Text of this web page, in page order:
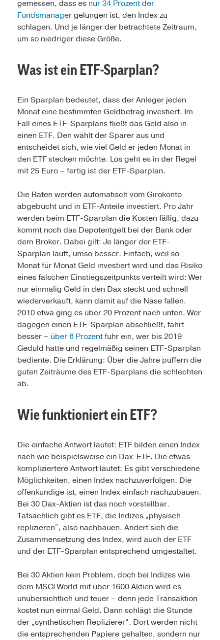
gemessen, dass es nur 34 Prozent der
Fondsmanagergelungen ist, den Index zu
schlagen. Und je länger der betrachtete Zeitraum,
um so niedriger diese Größe.
Was ist ein ETF-Sparplan?
Ein Sparplan bedeutet, dass der Anleger jeden
Monat eine bestimmten Geldbetrag investiert. Im
Fall eines ETF-Sparplans fließt das Geld also in
einen ETF. Den wählt der Sparer aus und
entscheidet sich, wie viel Geld er jeden Monat in
den ETF stecken möchte. Los geht es in der Regel
mit 25 Euro – fertig ist der ETF-Sparplan.
Die Raten werden automatisch vom Girokonto
abgebucht und in ETF-Anteile investiert. Pro Jahr
werden beim ETF-Sparplan die Kosten fällig, dazu
kommt noch das Depotentgelt bei der Bank oder
dem Broker. Dabei gilt: Je länger der ETF-
Sparplan läuft, umso besser. Einfach, weil so
Monat für Monat Geld investiert wird und das Risiko
eines falschen Einstiegszeitpunkts verteilt wird: Wer
nur einmalig Geld in den Dax steckt und schnell
wiederverkauft, kann damit auf die Nase fallen.
2010 etwa ging es über 20 Prozent nach unten. Wer
dagegen einen ETF-Sparplan abschließt, fährt
besser – über 8 Prozentfuhr ein, wer bis 2019
Geduld hatte und regelmäßig seinen ETF-Sparplan
bediente. Die Erklärung: Über die Jahre puffern die
guten Zeiträume des ETF-Sparplans die schlechten
ab.
Wie funktioniert ein ETF?
Die einfache Antwort lautet: ETF bilden einen Index
nach wie beispielsweise ein Dax-ETF. Die etwas
kompliziertere Antwort lautet: Es gibt verschiedene
Möglichkeiten, einen Index nachzuverfolgen. Die
offenkundige ist, einen Index einfach nachzubauen.
Bei 30 Dax-Aktien ist das noch vorstellbar.
Tatsächlich gibt es ETF, die Indizes „physisch
replizieren“, also nachbauen. Ändert sich die
Zusammensetzung des Index, wird auch der ETF
und der ETF-Sparplan entsprechend umgestaltet.
Bei 30 Aktien kein Problem, doch bei Indizes wie
dem MSCI World mit über 1600 Aktien wird es
unübersichtlich und teuer – denn jede Transaktion
kostet nun einmal Geld. Dann schlägt die Stunde
der „synthetischen Replizierer“. Dort werden nicht
die entsprechenden Papiere gehalten, sondern nur